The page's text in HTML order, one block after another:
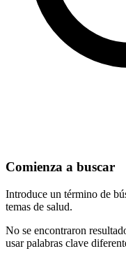
Comienza a buscar
Introduce un término de
temas de salud.
No se encontraron
usar palabras clave